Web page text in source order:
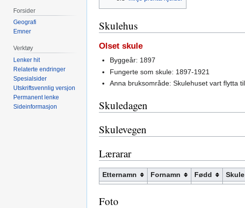
Skulehus
Olset skule
Byggeår: 1897
Fungerte som skule: 1897-1921
Anna bruksområde: Skulehuset vart flytta til
Skuledagen
Skulevegen
Lærarar
Etternamn Fornamn Fødd Skule
Foto
Forsider
Geografi
Emner
Verktøy
Lenker hit
Relaterte endringer
Spesialsider
Utskriftsvennlig versjon
Permanent lenke
Sideinformasjon